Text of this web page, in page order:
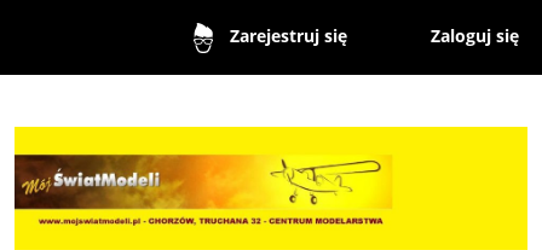
Zarejestruj się Zaloguj się